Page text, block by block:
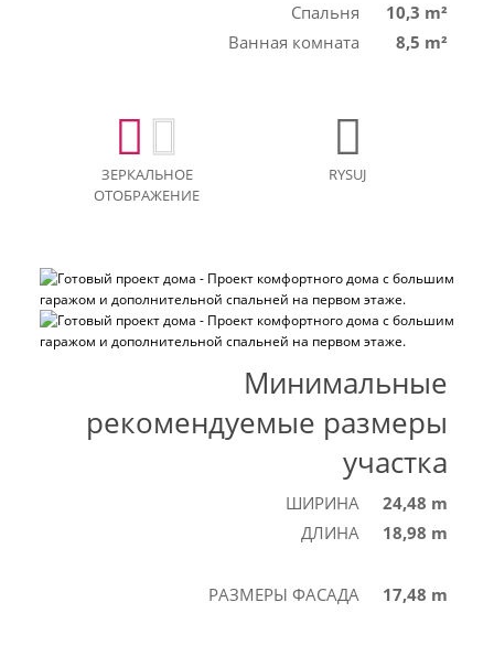
Спальня
10,3 m²
Ванная комната
8,5 m²
ЗЕРКАЛЬНОЕ
ОТОБРАЖЕНИЕ
RYSUJ
Минимальные
рекомендуемые размеры
участка
ШИРИНА
24,48 m
ДЛИНА
18,98 m
РАЗМЕРЫ ФАСАДА 17,48 m